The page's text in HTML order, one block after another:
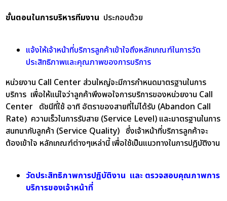
ขั้นตอนในการบริหารทีมงาน ประกอบด้วย
แจ้งให้เจ้าหน้าที่บริการลูกค้าเข้าใจถึงหลักเกณฑ์ในการวัด
ประสิทธิภาพและคุณภาพของการบริการ
หน่วยงาน Call Center ส่วนใหญ่จะมีการกำหนดมาตรฐานในการ
บริการ เพื่อให้แน่ใจว่าลูกค้าพึงพอใจการบริการของหน่วยงาน Call
Center ดัชนีที่ใช้ อาทิ อัตราของสายที่ไม่ได้รับ (Abandon Call
Rate) ความเร็วในการรับสาย (Service Level) และมาตรฐานในการ
สนทนากับลูกค้า (Service Quality) ซึ่งเจ้าหน้าที่บริการลูกค้าจะ
ต้องเข้าใจ หลักเกณฑ์ต่างๆเหล่านี้ เพื่อใช้เป็นแนวทางในการปฏิบัติงาน
วัดประสิทธิภาพการปฏิบัติงาน และ ตรวจสอบคุณภาพการ
บริการของเจ้าหน้าที่